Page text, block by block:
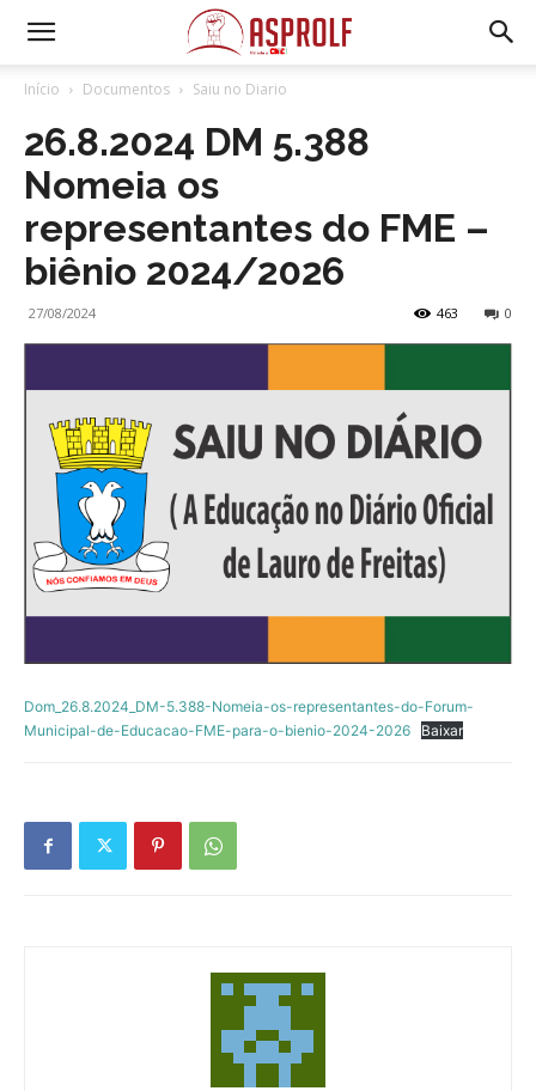
Início Documentos Saiu no Diario
26.8.2024 DM 5.388
Nomeia os
representantes do FME –
biênio 2024/2026
27/08/2024 0
463
Dom_26.8.2024_DM-5.388-Nomeia-os-representantes-do-Forum-
Municipal-de-Educacao-FME-para-o-bienio-2024-2026
Baixar